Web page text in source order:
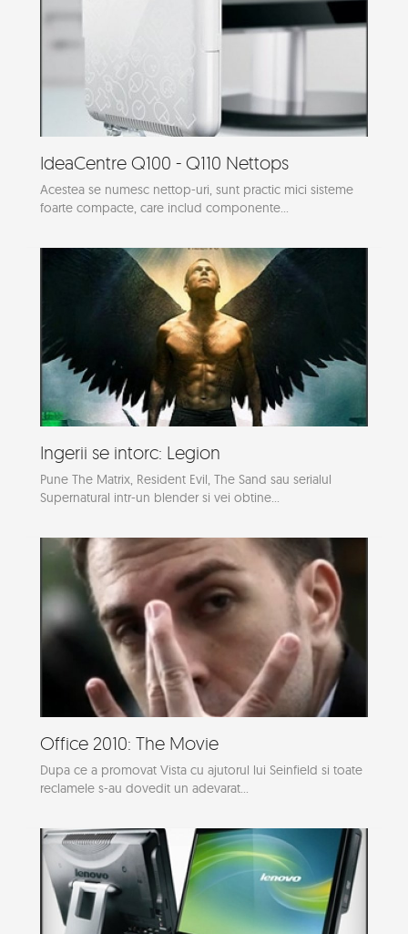
IdeaCentre Q100 - Q110 Nettops
Acestea se numesc nettop-uri, sunt practic mici sisteme
foarte compacte, care includ componente...
Ingerii se intorc: Legion
Pune The Matrix, Resident Evil, The Sand sau serialul
Supernatural intr-un blender si vei obtine...
Office 2010: The Movie
Dupa ce a promovat Vista cu ajutorul lui Seinfield si toate
reclamele s-au dovedit un adevarat...